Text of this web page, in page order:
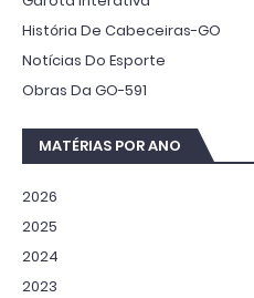
História De Cabeceiras-GO
Notícias Do Esporte
Obras Da GO-591
MATÉRIAS POR ANO
2026
2025
2024
2023